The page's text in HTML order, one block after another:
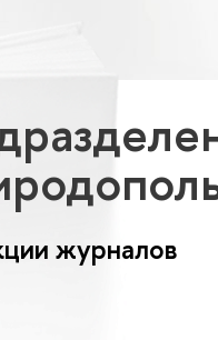
журналов